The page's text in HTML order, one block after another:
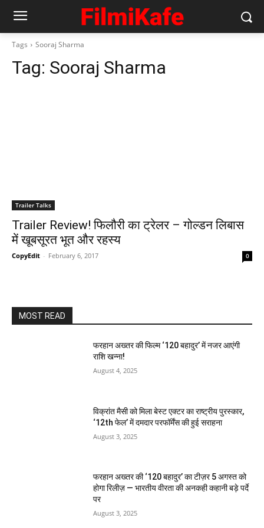
Tags Sooraj Sharma
Tag: Sooraj Sharma
Trailer Talks
Trailer Review! फिलौरी का ट्रेलर – गोल्‍डन लिबास
में खूबसूरत भूत और रहस्‍य
CopyEdit - February 6, 2017 0
MOST READ
फरहान अख्तर की फिल्म ‘120 बहादुर’ में नजर आएंगी
राशि खन्ना!
August 4, 2025
विक्रांत मैसी को मिला बेस्ट एक्टर का राष्ट्रीय पुरस्कार,
‘12th फेल’ में दमदार परफॉर्मेंस की हुई सराहना
August 3, 2025
फरहान अख्तर की ‘120 बहादुर’ का टीज़र 5 अगस्त को
होगा रिलीज़ — भारतीय वीरता की अनकही कहानी बड़े पर्दे
पर
August 3, 2025